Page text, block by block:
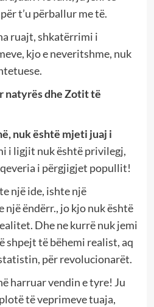
t’u përballur me të.
ruajt, shkatërrimi i
kjo e neveritshme, nuk
natyrës dhe Zotit të
nuk është mjeti juaj i
i ligjit nuk është privilegj,
i përgjigjet popullit!
një ide, ishte një
ëndërr., jo kjo nuk është
Dhe ne kurrë nuk jemi
shpejt të bëhemi realist, aq
për revolucionarët.
harruar vendin e tyre! Ju
të veprimeve tuaja,